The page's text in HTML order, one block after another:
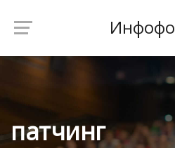
патчинг